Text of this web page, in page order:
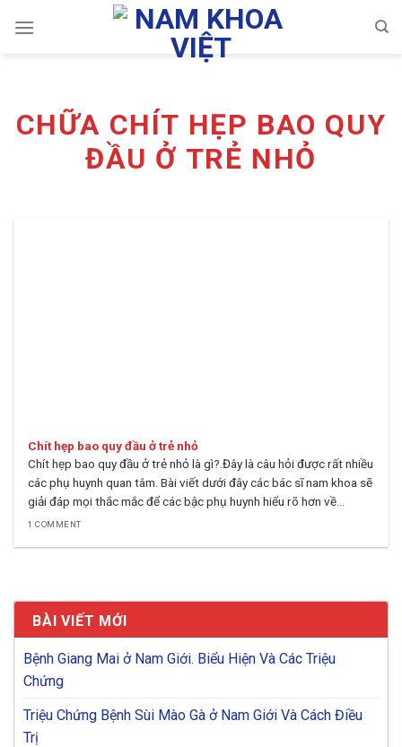
CHỮA CHÍT HẸP BAO QUY
ĐẦU Ở TRẺ NHỎ
Chít hẹp bao quy đầu ở trẻ nhỏ
Chít hẹp bao quy đầu ở trẻ nhỏ là gì?.Đây là câu hỏi được rất nhiều
các phụ huynh quan tâm. Bài viết dưới đây các bác sĩ nam khoa sẽ
giải đáp mọi thắc mắc để các bậc phụ huynh hiểu rõ hơn về...
1 COMMENT
BÀI VIẾT MỚI
Bệnh Giang Mai ở Nam Giới. Biểu Hiện Và Các Triệu
Chứng
Triệu Chứng Bệnh Sùi Mào Gà ở Nam Giới Và Cách Điều
Trị